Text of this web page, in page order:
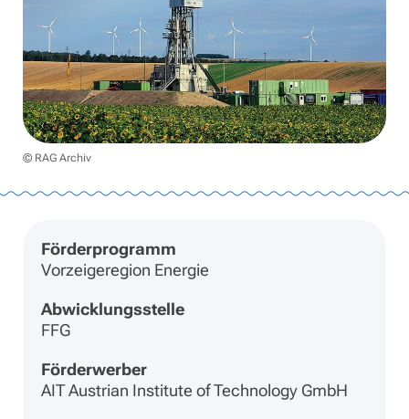
© RAG Archiv
Förderprogramm
Vorzeigeregion Energie
Abwicklungsstelle
FFG
Förderwerber
AIT Austrian Institute of Technology GmbH